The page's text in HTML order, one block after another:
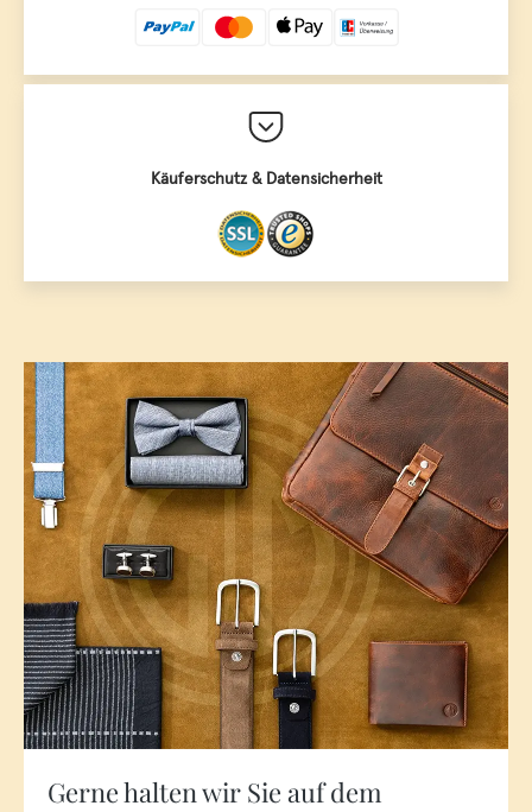
Käuferschutz & Datensicherheit
Gerne halten wir Sie auf dem